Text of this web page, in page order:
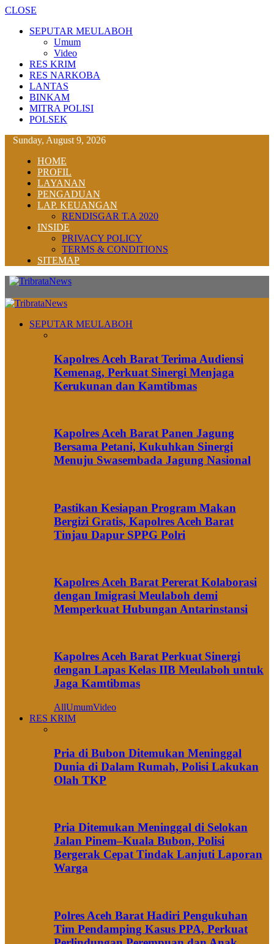
CLOSE
SEPUTAR MEULABOH
Umum
Video
RES KRIM
RES NARKOBA
LANTAS
BINKAM
MITRA POLISI
POLSEK
Sunday, August 9, 2026
HOME
PROFIL
LAYANAN
PENGADUAN
LAP. KEUANGAN
RENDISGAR T.A 2020
INSIDE
PRIVACY POLICY
TERMS & CONDITIONS
SITEMAP
SEPUTAR MEULABOH
Kapolres Aceh Barat Terima Audiensi
Kemenag, Perkuat Sinergi Menjaga
Kerukunan dan Kamtibmas
Kapolres Aceh Barat Panen Jagung
Bersama Petani, Kukuhkan Sinergi
Menuju Swasembada Jagung Nasional
Pastikan Kesiapan Program Makan
Bergizi Gratis, Kapolres Aceh Barat
Tinjau Dapur SPPG Polri
Kapolres Aceh Barat Pererat Kolaborasi
dengan Imigrasi Meulaboh demi
Memperkuat Hubungan Antarinstansi
Kapolres Aceh Barat Perkuat Sinergi
dengan Lapas Kelas IIB Meulaboh untuk
Jaga Kamtibmas
AllUmumVideo
RES KRIM
Pria di Bubon Ditemukan Meninggal
Dunia di Dalam Rumah, Polisi Lakukan
Olah TKP
Pria Ditemukan Meninggal di Selokan
Jalan Pinem–Kuala Bubon, Polisi
Bergerak Cepat Tindak Lanjuti Laporan
Warga
Polres Aceh Barat Hadiri Pengukuhan
Tim Pendamping Kasus PPA, Perkuat